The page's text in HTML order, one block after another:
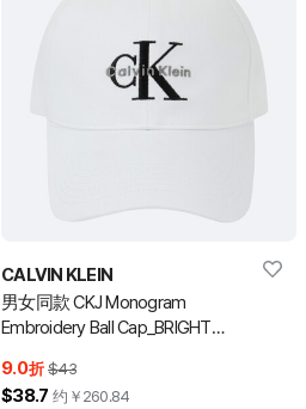
CALVIN KLEIN
男女同款 CKJ Monogram
Embroidery Ball Cap_BRIGHT
9.0折 $43
$38.7 约￥ 260.84